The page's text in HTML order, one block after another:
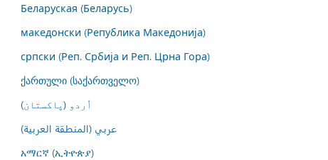
Беларуская (Беларусь)
македонски (Република Македонија)
српски (Реп. Србија и Реп. Црна Гора)
ქართული (საქართველო)
اُردو (پاکستان)
عربي (المنطقة العربية)
አማርኛ (ኢትዮጵያ)